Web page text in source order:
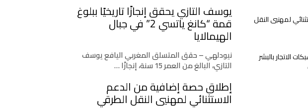
لمهنيي النقل
الاتجار بالبشر
يوسف التازي يحقق إنجازًا تاريخيًا ببلوغ
قمة “كانغ ياتسي 2” في جبال
الهيمالايا
نيودلهي – حقق المتسلق المغربي اليافع يوسف
التازي، البالغ من العمر 15 سنة، إنجازًا …
إطلاق حصة إضافية من الدعم
الاستثنائي لمهنيي النقل الطرقي